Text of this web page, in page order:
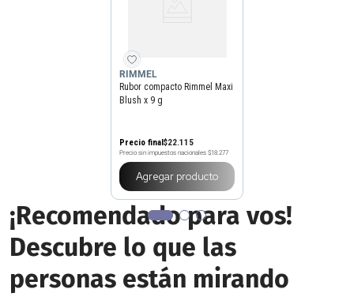
RIMMEL
Rubor compacto Rimmel Maxi
Blush x 9 g
Precio final$22.115
Precio sin impuestos nacionales $18.277
Agregar producto
¡Recomendado para vos!
Descubre lo que las
personas están mirando